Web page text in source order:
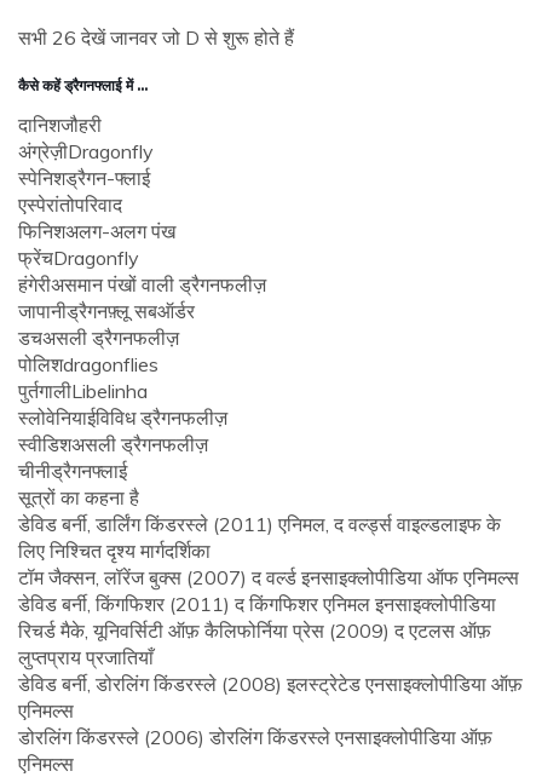
सभी 26 देखें जानवर जो D से शुरू होते हैं
कैसे कहें ड्रैगनफ्लाई में ...
दानिशजौहरी
अंग्रेज़ीDragonfly
स्पेनिशड्रैगन-फ्लाई
एस्पेरांतोपरिवाद
फिनिशअलग-अलग पंख
फ्रेंचDragonfly
हंगेरीअसमान पंखों वाली ड्रैगनफलीज़
जापानीड्रैगनफ़्लू सबऑर्डर
डचअसली ड्रैगनफलीज़
पोलिशdragonflies
पुर्तगालीLibelinha
स्लोवेनियाईविविध ड्रैगनफलीज़
स्वीडिशअसली ड्रैगनफलीज़
चीनीड्रैगनफ्लाई
सूत्रों का कहना है
डेविड बर्नी, डार्लिंग किंडरस्ले (2011) एनिमल, द वर्ल्ड्स वाइल्डलाइफ के
लिए निश्चित दृश्य मार्गदर्शिका
टॉम जैक्सन, लॉरेंज बुक्स (2007) द वर्ल्ड इनसाइक्लोपीडिया ऑफ एनिमल्स
डेविड बर्नी, किंगफिशर (2011) द किंगफिशर एनिमल इनसाइक्लोपीडिया
रिचर्ड मैके, यूनिवर्सिटी ऑफ़ कैलिफोर्निया प्रेस (2009) द एटलस ऑफ़
लुप्तप्राय प्रजातियाँ
डेविड बर्नी, डोरलिंग किंडरस्ले (2008) इलस्ट्रेटेड एनसाइक्लोपीडिया ऑफ़
एनिमल्स
डोरलिंग किंडरस्ले (2006) डोरलिंग किंडरस्ले एनसाइक्लोपीडिया ऑफ़
एनिमल्स